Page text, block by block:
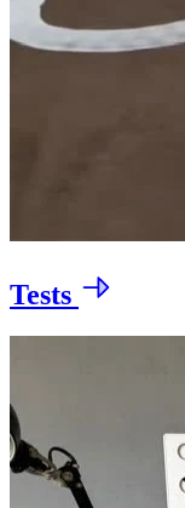
Tests